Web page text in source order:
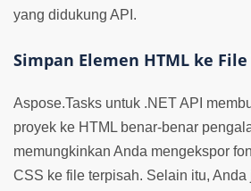
yang didukung API.
Simpan Elemen HTML ke
Aspose.Tasks untuk .NET API
proyek ke HTML benar-benar
memungkinkan Anda mengekspor
CSS ke file terpisah. Selain itu, Anda